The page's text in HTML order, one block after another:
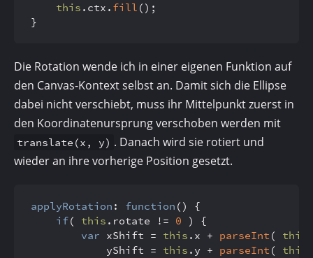
this . ctx . fill ();
}
Die Rotation wende ich in einer eigenen Funktion auf
den Canvas-Kontext selbst an. Damit sich die Ellipse
dabei nicht verschiebt, muss ihr Mittelpunkt zuerst in
den Koordinaten­ursprung verschoben werden mit
translate(x, y) . Danach wird sie rotiert und
wieder an ihre vorherige Position gesetzt.
applyRotation : function ( ) {
if( this . rotate != 0 ) {
var xShift = this . x + parseInt ( this
			yShift =
this . y + parseInt ( this